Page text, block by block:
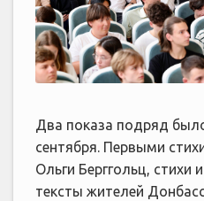
Два показа подряд
сентября. Первыми
Ольги Берггольц, стихи
тексты жителей